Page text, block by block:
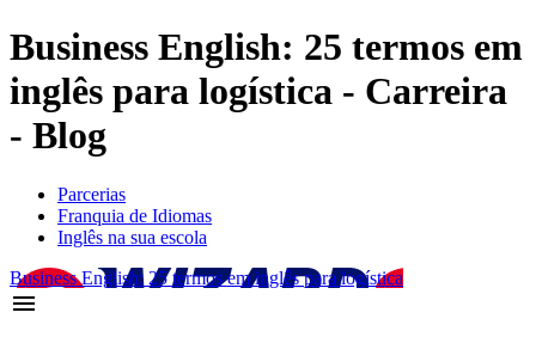
Business English: 25 termos em
inglês para logística - Carreira
- Blog
Parcerias
Franquia de Idiomas
Inglês na sua escola
Business English: 25 termos em inglês para logística
menu